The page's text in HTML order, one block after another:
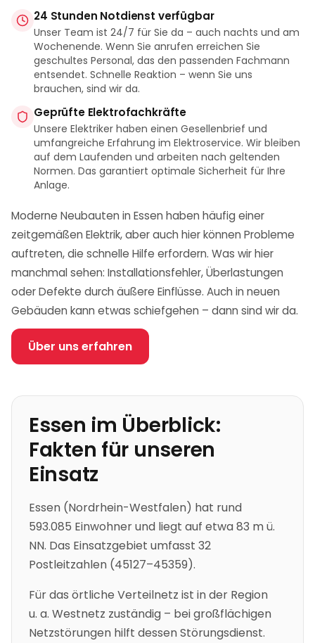
24 Stunden Notdienst verfügbar
Unser Team ist 24/7 für Sie da – auch nachts und am
Wochenende. Wenn Sie anrufen erreichen Sie
geschultes Personal, das den passenden Fachmann
entsendet. Schnelle Reaktion – wenn Sie uns
brauchen, sind wir da.
Geprüfte Elektrofachkräfte
Unsere Elektriker haben einen Gesellenbrief und
umfangreiche Erfahrung im Elektroservice. Wir bleiben
auf dem Laufenden und arbeiten nach geltenden
Normen. Das garantiert optimale Sicherheit für Ihre
Anlage.
Moderne Neubauten in Essen haben häufig einer
zeitgemäßen Elektrik, aber auch hier können Probleme
auftreten, die schnelle Hilfe erfordern. Was wir hier
manchmal sehen: Installationsfehler, Überlastungen
oder Defekte durch äußere Einflüsse. Auch in neuen
Gebäuden kann etwas schiefgehen – dann sind wir da.
Über uns erfahren
Essen im Überblick:
Fakten für unseren
Einsatz
Essen (Nordrhein-Westfalen) hat rund
593.085 Einwohnerund liegt auf etwa 83 m ü.
NN. Das Einsatzgebiet umfasst 32
Postleitzahlen (45127–45359).
Für das örtliche Verteilnetz ist in der Region
u. a. Westnetz zuständig – bei großflächigen
Netzstörungen hilft dessen Störungsdienst.